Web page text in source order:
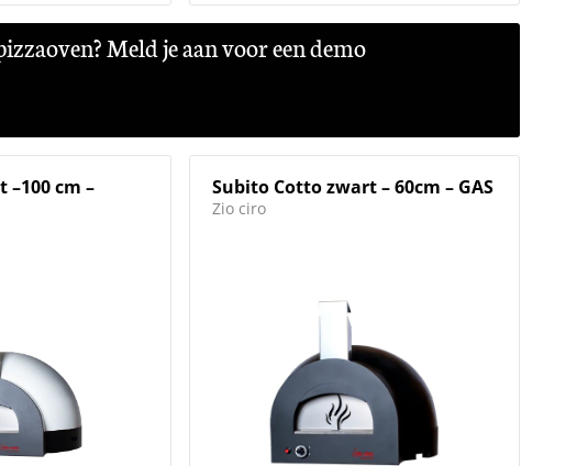
Meld je aan voor een demo
cm – Subito Cotto zwart – 60cm – GAS
Zio ciro